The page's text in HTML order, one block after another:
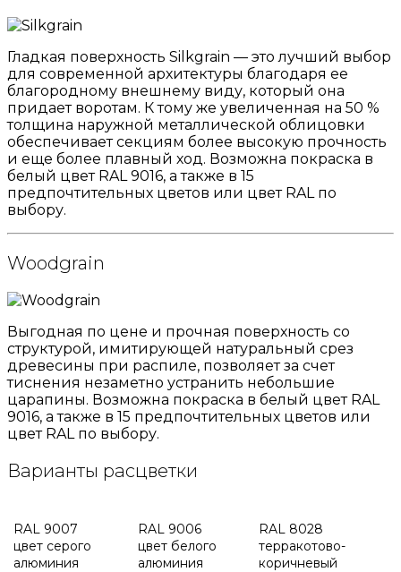
Гладкая поверхность Silkgrain — это лучший выбор
для современной архитектуры благодаря ее
благородному внешнему виду, который она
придает воротам. К тому же увеличенная на 50 %
толщина наружной металлической облицовки
обеспечивает секциям более высокую прочность
и еще более плавный ход. Возможна покраска в
белый цвет RAL 9016, а также в 15
предпочтительных цветов или цвет RAL по
выбору.
Woodgrain
Выгодная по цене и прочная поверхность со
структурой, имитирующей натуральный срез
древесины при распиле, позволяет за счет
тиснения незаметно устранить небольшие
царапины. Возможна покраска в белый цвет RAL
9016, а также в 15 предпочтительных цветов или
цвет RAL по выбору.
Варианты расцветки
RAL 9007
цвет серого
алюминия
RAL 9006
цвет белого
алюминия
RAL 8028
терракотово-
коричневый